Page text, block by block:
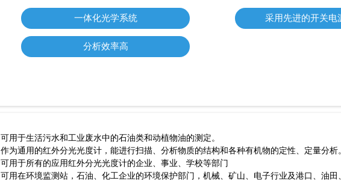
一体化光学系统
分析效率高
采用先进的开关电
可用于生活污水和工业废水中的石油类和动植物油的测定。
作为通用的红外分光光度计，能进行扫描、分析物质的结构和各种有机物的定性、定量分析
可用于所有的应用红外分光光度计的企业、事业、学校等部门
可用在环境监测站，石油、化工企业的环境保护部门，机械、矿山、电子行业及港口、油田